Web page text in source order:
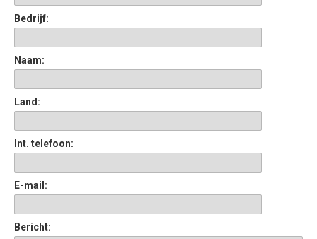
Bedrijf:
Naam:
Land:
Int. telefoon:
E-mail:
Bericht: